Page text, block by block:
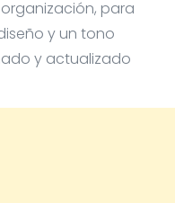
para
y un tono
y actualizado